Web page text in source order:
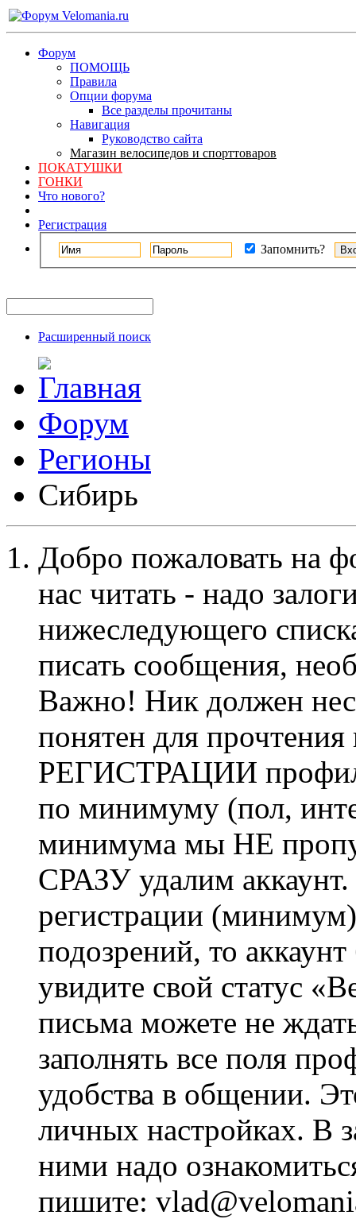
Форум
ПОМОЩЬ
Правила
Опции форума
Все разделы прочитаны
Навигация
Руководство сайта
Магазин велосипедов и спорттоваров
ПОКАТУШКИ
ГОНКИ
Что нового?
Регистрация
Запомнить?
Расширенный поиск
Форум
Регионы
Сибирь
Добро пожаловать на
нас читать - надо
нижеследующего
писать сообщения,
Важно! Ник должен
понятен для
РЕГИСТРАЦИИ профиль
по минимуму (пол,
минимума мы НЕ
СРАЗУ удалим
регистрации
подозрений, то
увидите свой статус
письма можете не
заполнять все поля
удобства в общении.
личных настройках. В
ними надо
пишите: